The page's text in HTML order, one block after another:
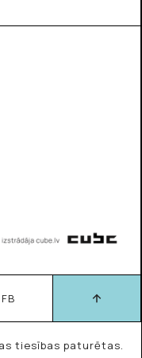
tiesības paturētas.
FB